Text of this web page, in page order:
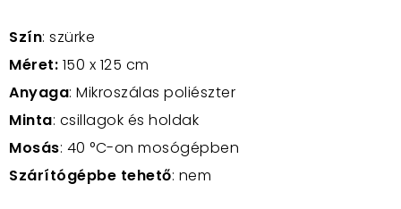
Szín: szürke
Méret: 150 x 125 cm
Anyaga: Mikroszálas poliészter
Minta: csillagok és holdak
Mosás: 40 °C-on mosógépben
Szárítógépbe tehető: nem